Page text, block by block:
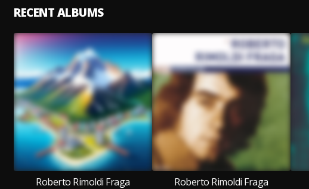
RECENT ALBUMS
Roberto Rimoldi Fraga
Roberto Rimoldi Fraga